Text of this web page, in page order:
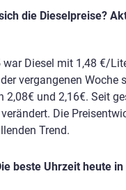
die Dieselpreise?
Diesel mit 1,48 €/
vergangenen Woche
2,08€ und 2,16€. Seit
Die
Trend.
beste Uhrzeit heute in